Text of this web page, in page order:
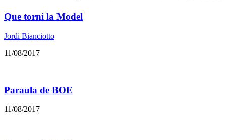
Que torni la Model
Jordi Bianciotto
11/08/2017
Paraula de BOE
11/08/2017